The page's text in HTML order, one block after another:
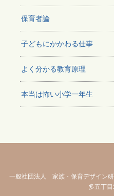
保育者論
子どもにかかわる仕事
よく分かる教育原理
本当は怖い小学一年生
一般社団法人 家族・保育デザイン
多五丁